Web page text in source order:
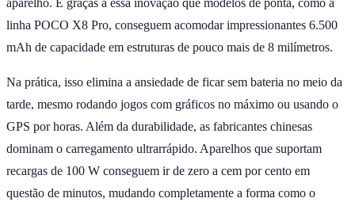
aparelho. É graças a essa inovação que modelos de ponta, como a
linha POCO X8 Pro, conseguem acomodar impressionantes 6.500
mAh de capacidade em estruturas de pouco mais de 8 milímetros.
Na prática, isso elimina a ansiedade de ficar sem bateria no meio da
tarde, mesmo rodando jogos com gráficos no máximo ou usando o
GPS por horas. Além da durabilidade, as fabricantes chinesas
dominam o carregamento ultrarrápido. Aparelhos que suportam
recargas de 100 W conseguem ir de zero a cem por cento em
questão de minutos, mudando completamente a forma como o